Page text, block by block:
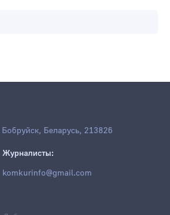
Беларусь, 213826
Журналисты:
komkurinfo@gmail.com